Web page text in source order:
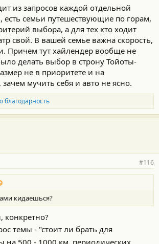
из запросов каждой отдельной
есть семьи путешествующие по горам,
выбора, а для тех кто ходит
свой. В вашей семье важна скорость,
Причем тут хайлендер вообще не
делать выбор в строну Тойоты-
не в приоритете и на
мучить себя и авто не ясно.
благодарность
#116
кидаешься?
конкретно?
темы - "стоит ли брать для